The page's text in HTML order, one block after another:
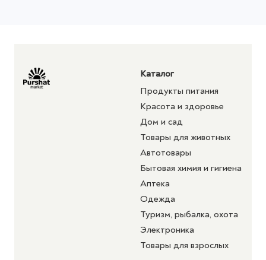
Каталог
Продукты питания
Красота и здоровье
Дом и сад
Товары для животных
Автотовары
Бытовая химия и гигиена
Аптека
Одежда
Туризм, рыбалка, охота
Электроника
Товары для взрослых